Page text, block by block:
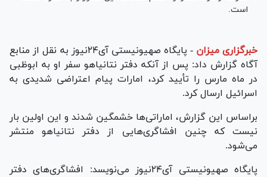
است.
خبرگزاری میزان -
پایگاه صهیونیستی آی۲۴نیوز به نقل از منابع
آگاه گزارش داد: پس از آنکه دفتر نتانیاهو سفر او به ابوظبی
در ماه مارس را تأیید کرد، امارات پیام اعتراضی شدیدی به
اسرائیل ارسال کرد.
براساس این گزارش، اماراتی‌ها خشمگین شدند و این اولین بار
نیست که چنین افشاگری‌هایی از دفتر نتانیاهو منتشر
می‌شود.
پایگاه صهیونیستی آی۲۴نیوز می‌نویسد: افشاگری‌های دفتر